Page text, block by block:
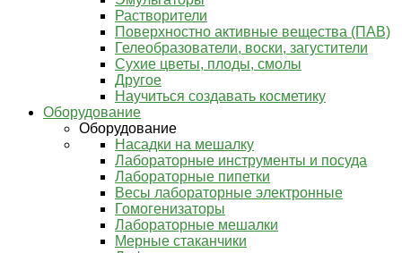
Растворители
Поверхностно активные вещества (ПАВ)
Гелеобразователи, воски, загустители
Сухие цветы, плоды, смолы
Другое
Научиться создавать косметику
Оборудование
Оборудование
Насадки на мешалку
Лабораторные инструменты и посуда
Лабораторные пипетки
Весы лабораторные электронные
Гомогенизаторы
Лабораторные мешалки
Мерные стаканчики